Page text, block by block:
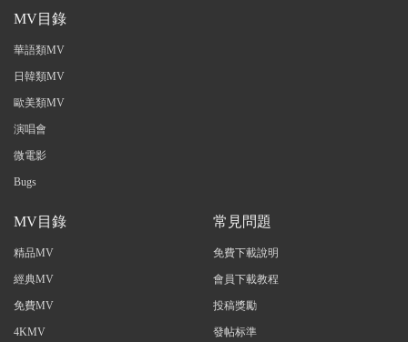
MV目錄
華語類MV
日韓類MV
歐美類MV
演唱會
微電影
Bugs
MV目錄
精品MV
經典MV
免費MV
4KMV
常見問題
免費下載說明
會員下載教程
投稿獎勵
發帖标準